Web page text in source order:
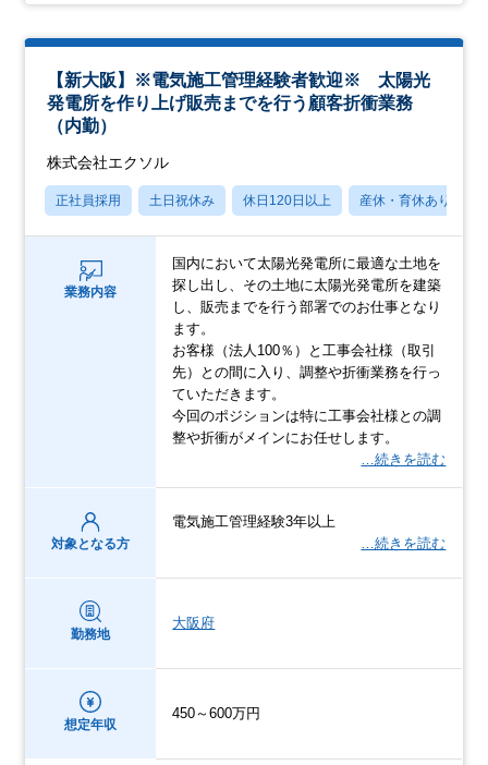
【新大阪】※電気施工管理経験者歓迎※ 太陽光
発電所を作り上げ販売までを行う顧客折衝業務
（内勤）
株式会社エクソル
正社員採用 土日祝休み 休日120日以上 産休・育休あり
業務内容
国内において太陽光発電所に最適な土地を
探し出し、その土地に太陽光発電所を建築
し、販売までを行う部署でのお仕事となり
ます。
お客様（法人100％）と工事会社様（取引
先）との間に入り、調整や折衝業務を行っ
ていただきます。
今回のポジションは特に工事会社様との調
整や折衝がメインにお任せします。
…続きを読む
対象となる方
電気施工管理経験3年以上
…続きを読む
勤務地
大阪府
想定年収
450～600万円